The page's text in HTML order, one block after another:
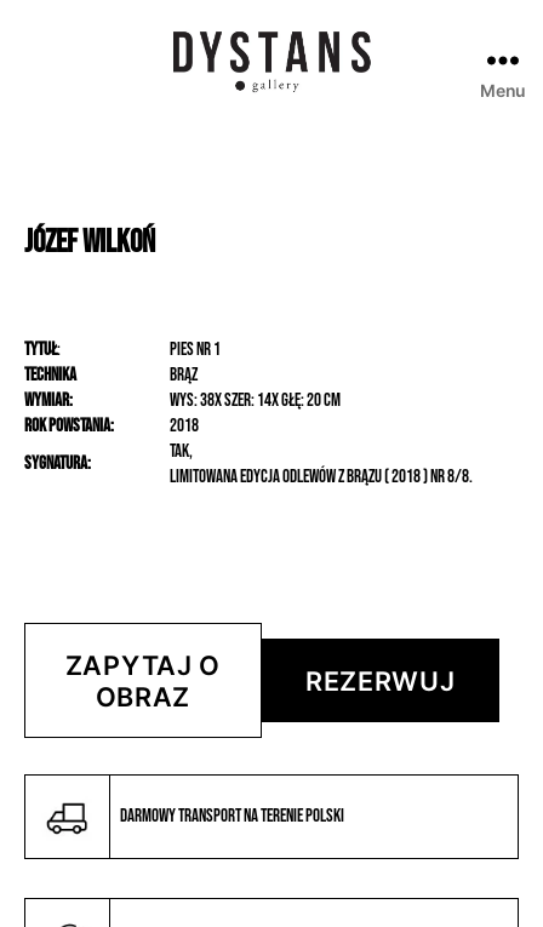
Menu
JózefWilkoń
Tytuł:
Pies nr 1
Technika
brąz
Wymiar:
wys: 38x szer: 14x głę: 20 cm
Rok powstania:
2018
Sygnatura:
tak,
Limitowana edycja odlewów z brązu ( 2018 ) nr 8/8.
ZAPYTAJ O
OBRAZ
REZERWUJ
Darmowy transport na terenie Polski